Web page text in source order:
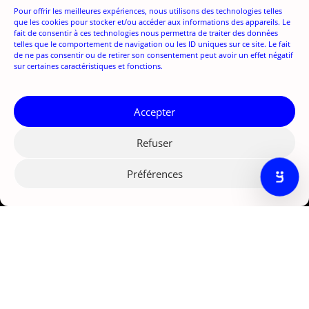
Pour offrir les meilleures expériences, nous utilisons des technologies telles
que les cookies pour stocker et/ou accéder aux informations des appareils. Le
fait de consentir à ces technologies nous permettra de traiter des données
telles que le comportement de navigation ou les ID uniques sur ce site. Le fait
de ne pas consentir ou de retirer son consentement peut avoir un effet négatif
sur certaines caractéristiques et fonctions.
Accepter
Refuser
Préférences
Agence marketing IA Paris
121 rue d'Aguesseau